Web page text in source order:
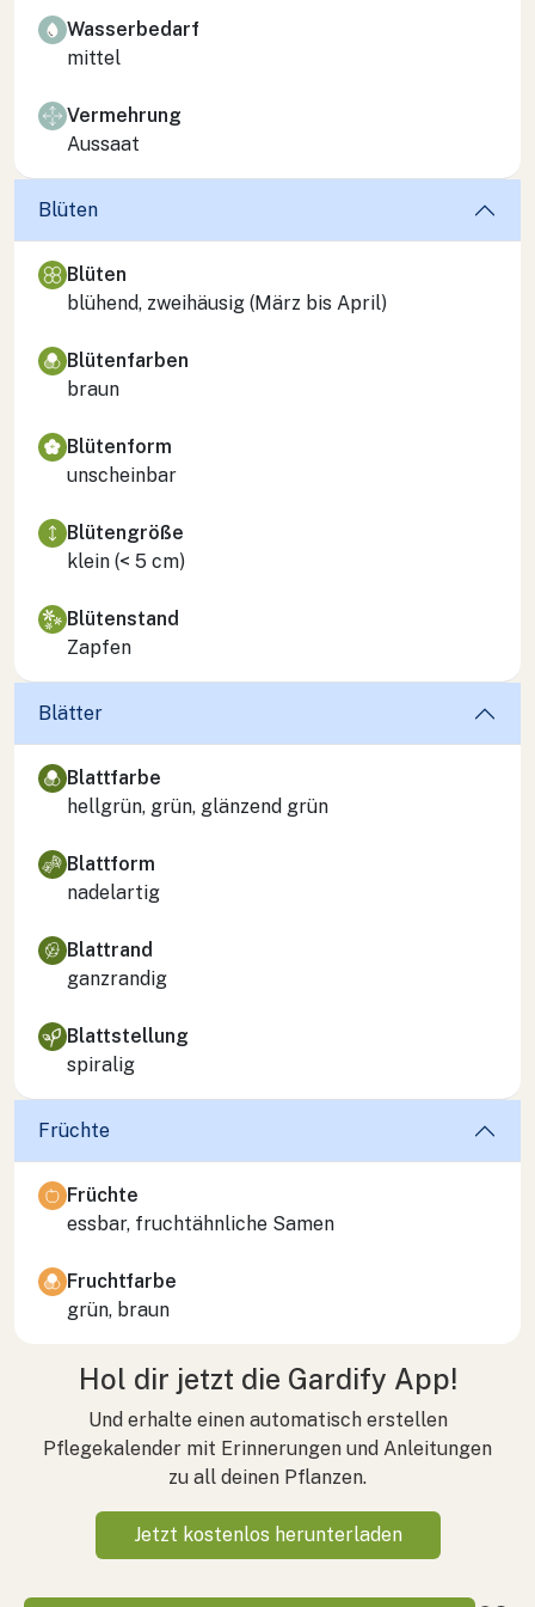
Wasserbedarf
mittel
Vermehrung
Aussaat
Blüten
Blüten
blühend, zweihäusig (März bis April)
Blütenfarben
braun
Blütenform
unscheinbar
Blütengröße
klein (< 5 cm)
Blütenstand
Zapfen
Blätter
Blattfarbe
hellgrün, grün, glänzend grün
Blattform
nadelartig
Blattrand
ganzrandig
Blattstellung
spiralig
Früchte
Früchte
essbar, fruchtähnliche Samen
Fruchtfarbe
grün, braun
Hol dir jetzt die Gardify App!
Und erhalte einen automatisch erstellen
Pflegekalender mit Erinnerungen und Anleitungen
zu all deinen Pflanzen.
Jetzt kostenlos herunterladen